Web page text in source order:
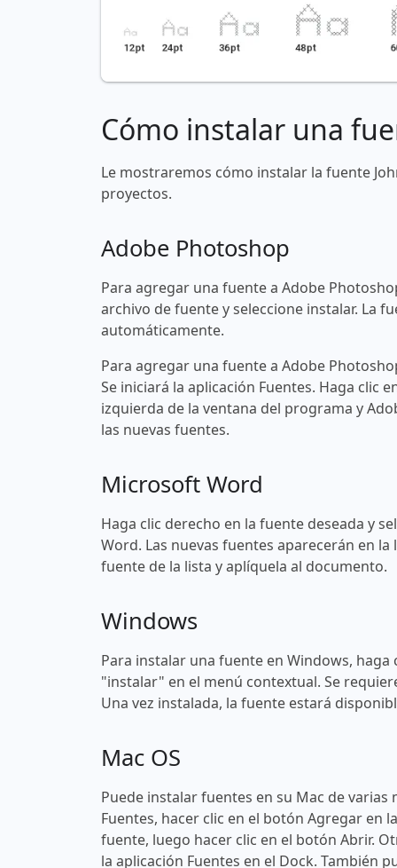
Cómo instalar una
Le mostraremos cómo instalar la fuente
proyectos.
Adobe Photoshop
Para agregar una fuente a Adobe
archivo de fuente y seleccione instalar. La
automáticamente.
Para agregar una fuente a Adobe
Se iniciará la aplicación Fuentes. Haga
izquierda de la ventana del programa y
las nuevas fuentes.
Microsoft Word
Haga clic derecho en la fuente deseada y
Word. Las nuevas fuentes aparecerán en
fuente de la lista y aplíquela al documento.
Windows
Para instalar una fuente en Windows,
"instalar" en el menú contextual. Se
Una vez instalada, la fuente estará
Mac OS
Puede instalar fuentes en su Mac de
Fuentes, hacer clic en el botón Agregar en
fuente, luego hacer clic en el botón Abrir.
la aplicación Fuentes en el Dock. También